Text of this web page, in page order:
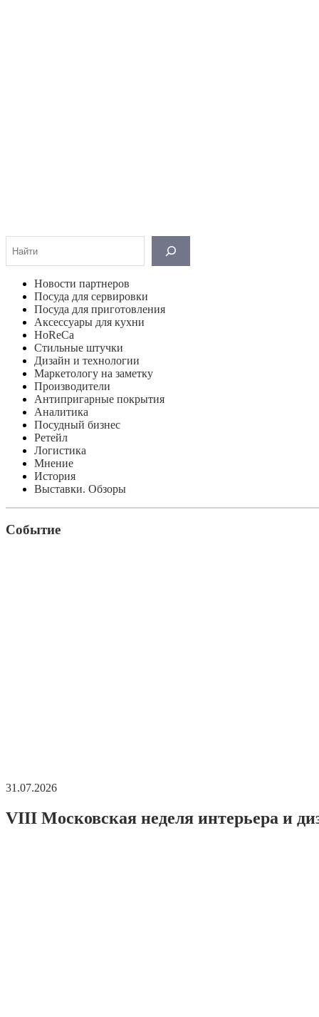
Новости партнеров
Посуда для сервировки
Посуда для приготовления
Аксессуары для кухни
HoReCa
Стильные штучки
Дизайн и технологии
Маркетологу на заметку
Производители
Антипригарные покрытия
Аналитика
Посудный бизнес
Ретейл
Логистика
Мнение
История
Выставки. Обзоры
Событие
31.07.2026
VIII Московская неделя интерьера и